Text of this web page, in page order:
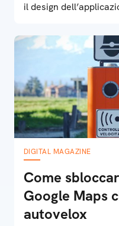
il design
DIGITAL MAGAZINE
Come
Google Maps
autovelox